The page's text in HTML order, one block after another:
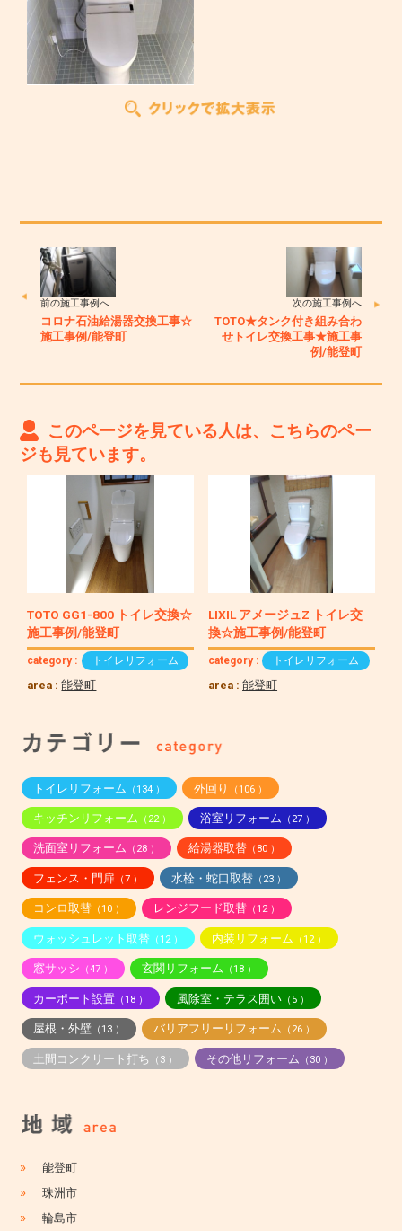
前の施工事例へ
コロナ石油給湯器交換工事☆
施工事例/能登町
次の施工事例へ
TOTO★タンク付き組み合わ
せトイレ交換工事★施工事
例/能登町
このページを見ている人は、こちらのペー
ジも見ています。
TOTO GG1-800 トイレ交換☆
施工事例/能登町
category : トイレリフォーム
area :能登町
LIXIL アメージュZ トイレ交
換☆施工事例/能登町
category : トイレリフォーム
area :能登町
トイレリフォーム （134 ） 外回り （106 ）
キッチンリフォーム （22 ） 浴室リフォーム （27 ）
洗面室リフォーム （28 ） 給湯器取替（80 ）
フェンス・門扉（7 ） 水栓・蛇口取替（23 ）
コンロ取替（10 ） レンジフード取替（12 ）
ウォッシュレット取替（12 ） 内装リフォーム （12 ）
窓サッシ （47 ） 玄関リフォーム （18 ）
カーポート設置（18 ） 風除室・テラス囲い（5 ）
屋根・外壁（13 ） バリアフリーリフォーム （26 ）
土間コンクリート打ち （3 ） その他リフォーム （30 ）
» 能登町
» 珠洲市
» 輪島市